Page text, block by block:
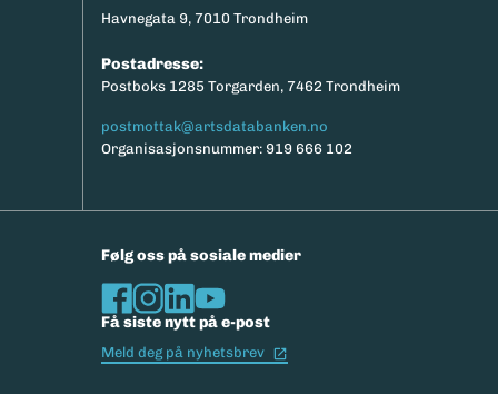
Havnegata 9, 7010 Trondheim
Postadresse:
Postboks 1285 Torgarden, 7462 Trondheim
postmottak@artsdatabanken.no
Organisasjonsnummer: 919 666 102
Følg oss på sosiale medier
Få siste nytt på e-post
Meld deg på nyhetsbrev